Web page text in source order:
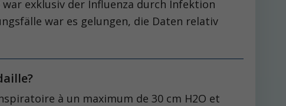
war exklusiv der Influenza durch Infektion
war es gelungen, die Daten relativ
à un maximum de 30 cm H2O et